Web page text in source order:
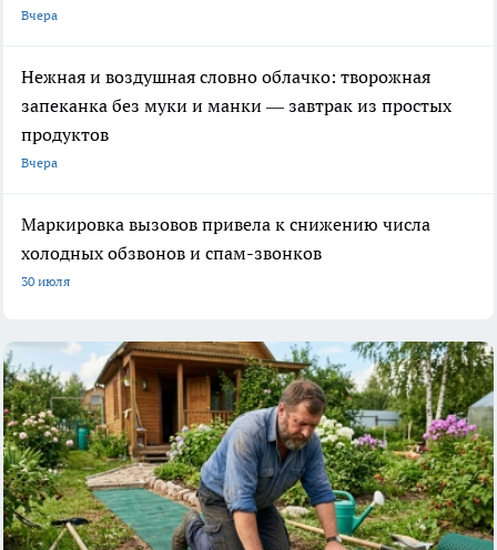
Вчера
Нежная и воздушная словно облачко: творожная
запеканка без муки и манки — завтрак из простых
продуктов
Вчера
Маркировка вызовов привела к снижению числа
холодных обзвонов и спам-звонков
30 июля